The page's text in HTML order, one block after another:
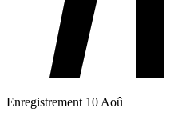
Enregistrement 10 Aoû